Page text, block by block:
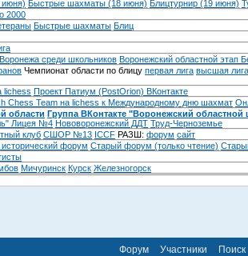
июня) Быстрые шахматы (18 июня) Блицтурнир (19 июня)
2000
Быстрые шахматы Блиц
среди школьников Воронежский областной этап
Чемпионат области по блицу первая лига высшая лига
lichess Проект Патиум (PostOrion) ВКонтакте
Chess Team на lichess к Международному дню шахмат
области Группа ВКонтакте "Воронежский
Лицея №4 Нововоронежский ДДТ Труд-Черноземье
клуб СШОР №13 ICCF РАЗШ: форум сайт
форум Cтарый форум (только чтение)
Мичуринск Курск Железногорск
Форум Участники Поиск